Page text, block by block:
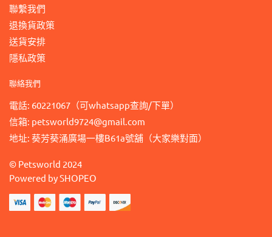
聯繫我們
退換貨政策
送貨安排
隱私政策
聯絡我們
電話: 60221067（可whatsapp查詢/下單）
信箱: petsworld9724@gmail.com
地址: 葵芳葵涌廣場一樓B61a號舖（大家樂對面）
© Petsworld 2024
Powered bySHOPEO